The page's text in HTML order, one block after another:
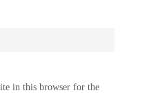
in this browser for the